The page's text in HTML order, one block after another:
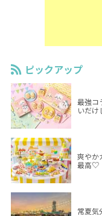
ピックアップ
最強コ
いだけ
爽やか
最高♡
常夏気